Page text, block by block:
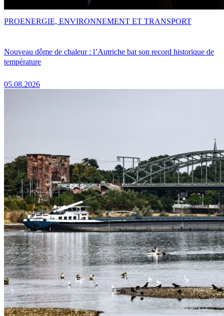
Nouveau dôme de chaleur : l’Autriche bat son record historique de
température
05.08.2026
PROENERGIE, ENVIRONNEMENT ET TRANSPORT